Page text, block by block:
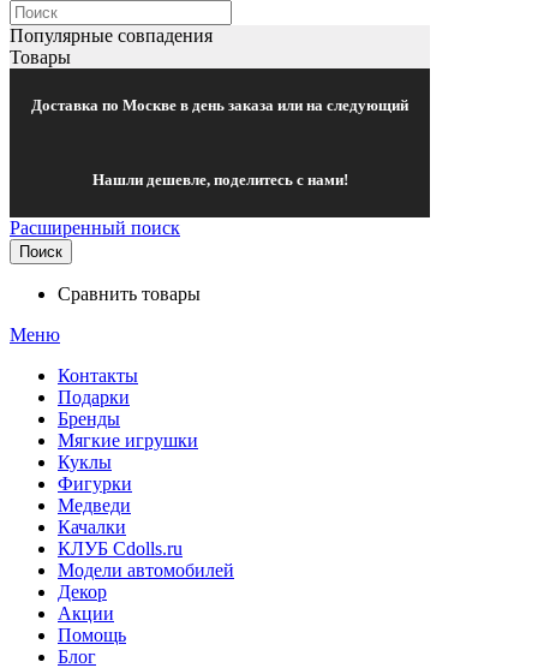
Популярные совпадения
Товары
Доставка по Москве в день заказа или на следующий
Нашли дешевле, поделитесь с нами!
Расширенный поиск
Поиск
Сравнить товары
Меню
Контакты
Подарки
Бренды
Мягкие игрушки
Куклы
Фигурки
Медведи
Качалки
КЛУБ Cdolls.ru
Модели автомобилей
Декор
Акции
Помощь
Блог